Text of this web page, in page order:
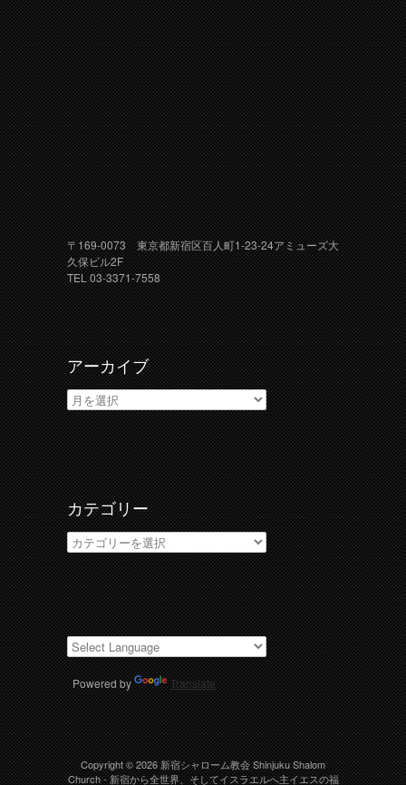
〒169-0073 東京都新宿区百人町1-23-24アミューズ大
久保ビル2F
TEL 03-3371-7558
アーカイブ
ア
ー
カ
イ
ブ
カテゴリー
カ
テ
ゴ
リ
ー
Powered by Translate
Copyright © 2026新宿シャローム教会 Shinjuku Shalom
Church- 新宿から全世界、そしてイスラエルへ主イエスの福